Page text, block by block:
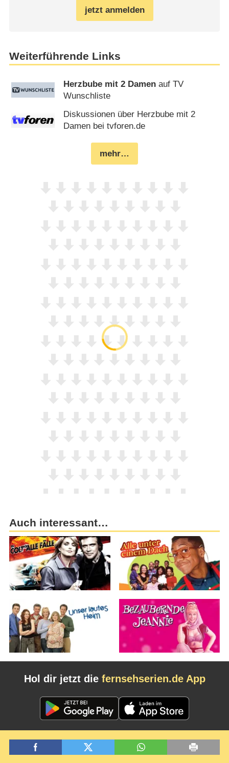
jetzt anmelden
Weiterführende Links
Herzbube mit 2 Damen auf TV
Wunschliste
Diskussionen über Herzbube mit 2
Damen bei tvforen.de
mehr…
Auch interessant…
Hol dir jetzt die fernsehserien.de App